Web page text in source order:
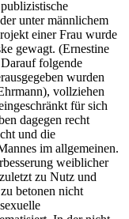
unter männlichem
einer Frau wurde
gewagt. (Ernestine
folgende
wurden
vollziehen
für sich
dagegen recht
und die
im allgemeinen.
weiblicher
zu Nutz und
betonen nicht